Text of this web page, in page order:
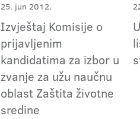
25. jun 2012.
Izvještaj Komisije o
prijavljenim
kandidatima za izbor u
zvanje za užu naučnu
oblast Zaštita životne
sredine